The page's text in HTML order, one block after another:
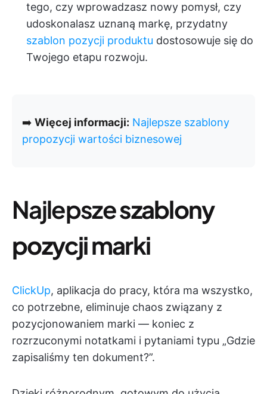
tego, czy wprowadzasz nowy pomysł, czy
udoskonalasz uznaną markę, przydatny
szablon pozycji produktu dostosowuje się do
Twojego etapu rozwoju.
➡️ Więcej informacji: Najlepsze szablony
propozycji wartości biznesowej
Najlepszeszablony
pozycji marki
ClickUp, aplikacja do pracy, która ma wszystko,
co potrzebne, eliminuje chaos związany z
pozycjonowaniem marki — koniec z
rozrzuconymi notatkami i pytaniami typu „Gdzie
zapisaliśmy ten dokument?”.